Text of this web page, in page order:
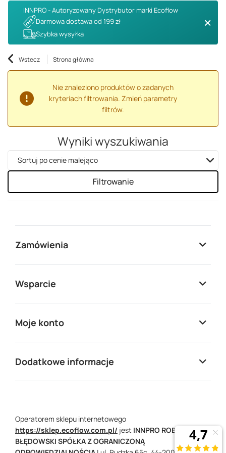
INNPRO - Autoryzowany Dystrybutor marki Ecoflow
Darmowa dostawa od 199 zł
Szybka wysyłka
Wstecz Strona główna
Nie znaleziono produktów o zadanych
kryteriach filtrowania. Zmień parametry
filtrów.
Wyniki wyszukiwania
Zmień sortowanie
Sortuj po cenie malejąco
Filtrowanie
Zamówienia
Wsparcie
Moje konto
Dodatkowe informacje
Operatorem sklepu internetowego
https://sklep.ecoflow.com.pl/ jest INNPRO ROBERT
BŁĘDOWSKI SPÓŁKA Z OGRANICZONĄ